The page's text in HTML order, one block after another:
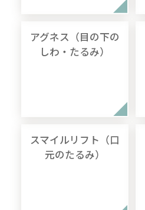
アグネス（目の下の
しわ・たるみ）
スマイルリフト（口
元のたるみ）